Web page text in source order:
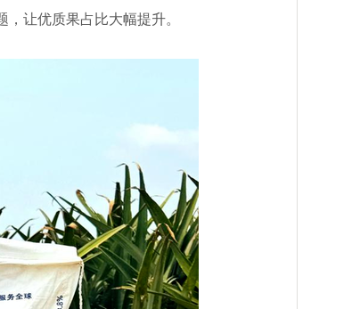
让优质果占比大幅提升。